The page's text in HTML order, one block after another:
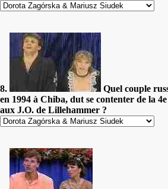
8.
Quel couple
en 1994 à Chiba, dut se contenter de la
aux J.O. de Lillehammer ?